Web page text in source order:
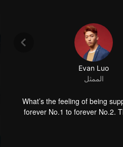
Evan Luo
الممثل
What’s the feeling of being
forever No.1 to forever No.2.
However, future doesn’t come
win in front of his secretly-